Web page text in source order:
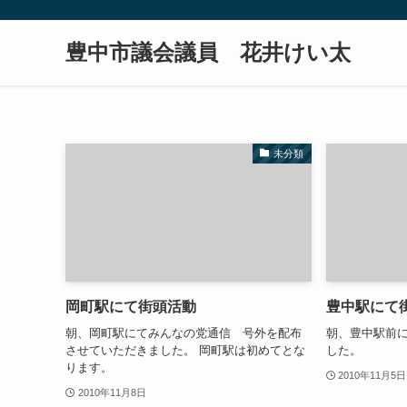
豊中市議会議員 花井けい太
未分類
岡町駅にて街頭活動
朝、岡町駅にてみんなの党通信 号外を配布
させていただきました。 岡町駅は初めてとな
ります。
2010年11月8日
豊中駅にて
朝、豊中駅前
した。
2010年11月5日